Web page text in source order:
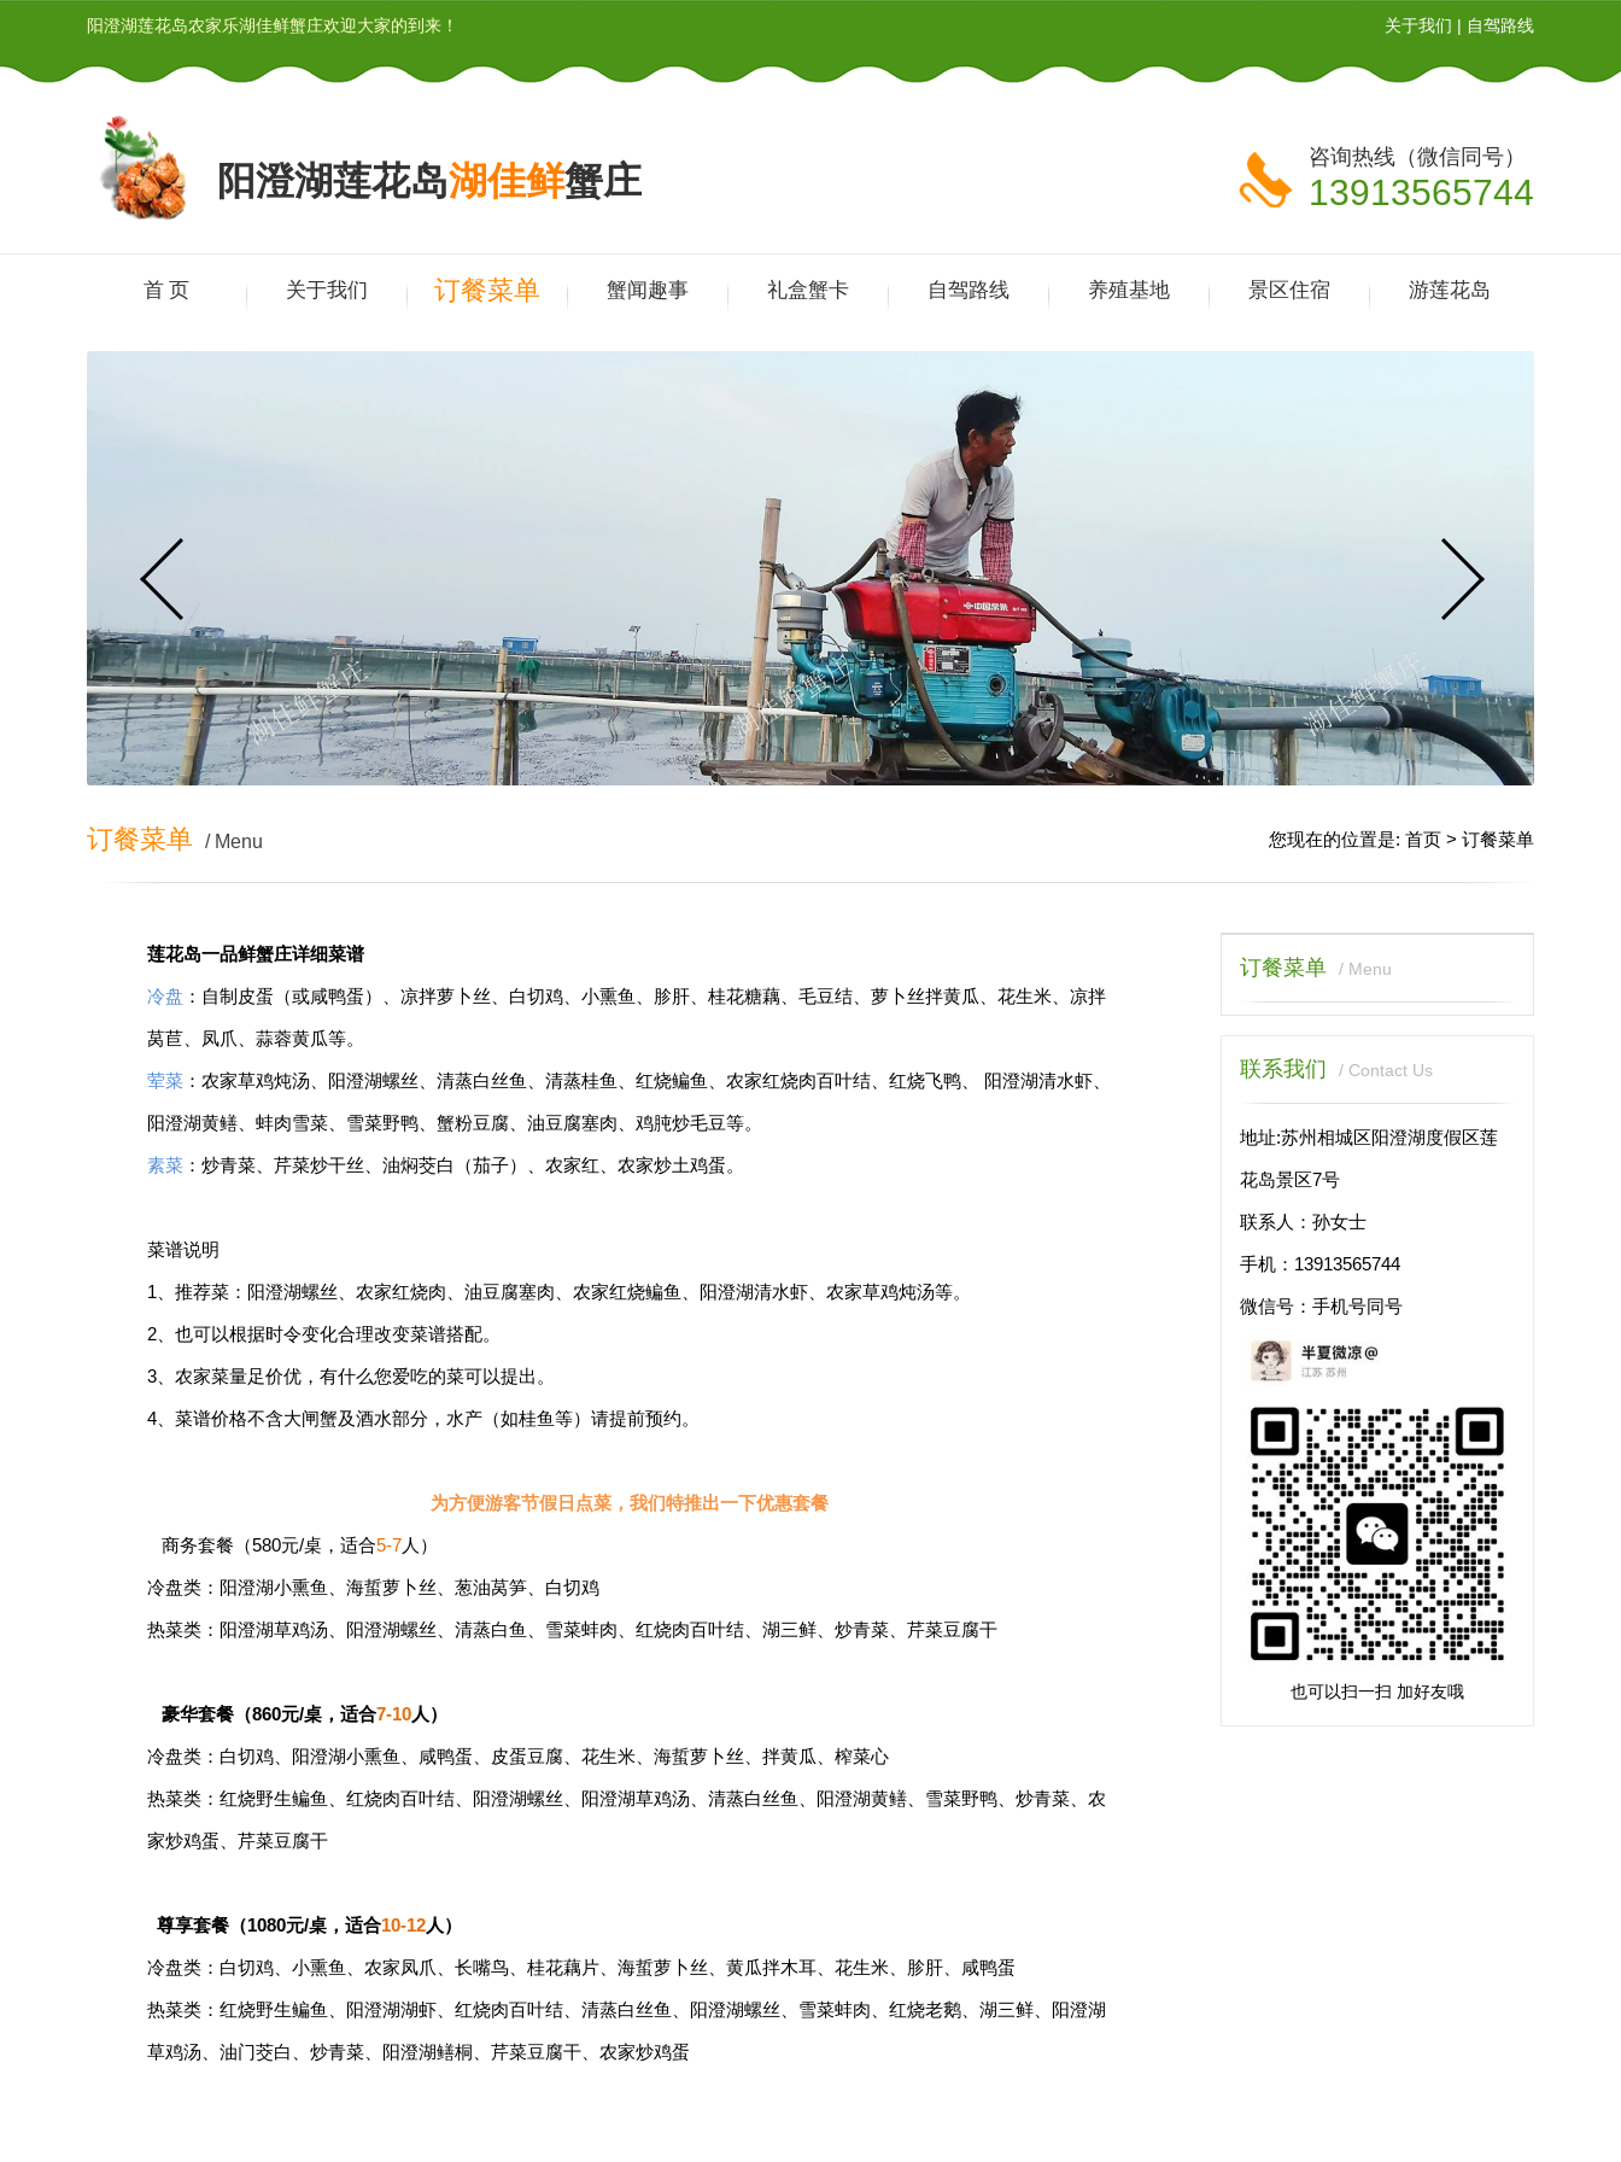
阳澄湖莲花岛农家乐湖佳鲜蟹庄欢迎大家的到来！ 关于我们 | 自驾路线
阳澄湖莲花岛湖佳鲜蟹庄
咨询热线（微信同号）
13913565744
首 页 关于我们 订餐菜单 蟹闻趣事 礼盒蟹卡 自驾路线 养殖基地 景区住宿 游莲花岛
订餐菜单 / Menu 您现在的位置是: 首页 > 订餐菜单
订餐菜单 / Menu
联系我们 / Contact Us
地址:苏州相城区阳澄湖度假区莲
花岛景区7号
联系人：孙女士
手机：13913565744
微信号：手机号同号
也可以扫一扫 加好友哦
莲花岛一品鲜蟹庄详细菜谱
冷盘 ：自制皮蛋（或咸鸭蛋）、凉拌萝卜丝、白切鸡、小熏鱼、胗肝、桂花糖藕、毛豆结、萝卜丝拌黄瓜、花生米、凉拌
莴苣、凤爪、蒜蓉黄瓜等。
荤菜 ：农家草鸡炖汤、阳澄湖螺丝、清蒸白丝鱼、清蒸桂鱼、红烧鳊鱼、农家红烧肉百叶结、红烧飞鸭、 阳澄湖清水虾、
阳澄湖黄鳝、蚌肉雪菜、雪菜野鸭、蟹粉豆腐、油豆腐塞肉、鸡肫炒毛豆等。
素菜 ：炒青菜、芹菜炒干丝、油焖茭白（茄子）、农家红、农家炒土鸡蛋。
菜谱说明
1、推荐菜：阳澄湖螺丝、农家红烧肉、油豆腐塞肉、农家红烧鳊鱼、阳澄湖清水虾、农家草鸡炖汤等。
2、也可以根据时令变化合理改变菜谱搭配。
3、农家菜量足价优，有什么您爱吃的菜可以提出。
4、菜谱价格不含大闸蟹及酒水部分，水产（如桂鱼等）请提前预约。
为方便游客节假日点菜，我们特推出一下优惠套餐
商务套餐（580元/桌，适合5-7人）
冷盘类：阳澄湖小熏鱼、海蜇萝卜丝、葱油莴笋、白切鸡
热菜类：阳澄湖草鸡汤、阳澄湖螺丝、清蒸白鱼、雪菜蚌肉、红烧肉百叶结、湖三鲜、炒青菜、芹菜豆腐干
豪华套餐（860元/桌，适合7-10人）
冷盘类：白切鸡、阳澄湖小熏鱼、咸鸭蛋、皮蛋豆腐、花生米、海蜇萝卜丝、拌黄瓜、榨菜心
热菜类：红烧野生鳊鱼、红烧肉百叶结、阳澄湖螺丝、阳澄湖草鸡汤、清蒸白丝鱼、阳澄湖黄鳝、雪菜野鸭、炒青菜、农
家炒鸡蛋、芹菜豆腐干
尊享套餐（1080元/桌，适合10-12人）
冷盘类：白切鸡、小熏鱼、农家凤爪、长嘴鸟、桂花藕片、海蜇萝卜丝、黄瓜拌木耳、花生米、胗肝、咸鸭蛋
热菜类：红烧野生鳊鱼、阳澄湖湖虾、红烧肉百叶结、清蒸白丝鱼、阳澄湖螺丝、雪菜蚌肉、红烧老鹅、湖三鲜、阳澄湖
草鸡汤、油门茭白、炒青菜、阳澄湖鳝桐、芹菜豆腐干、农家炒鸡蛋